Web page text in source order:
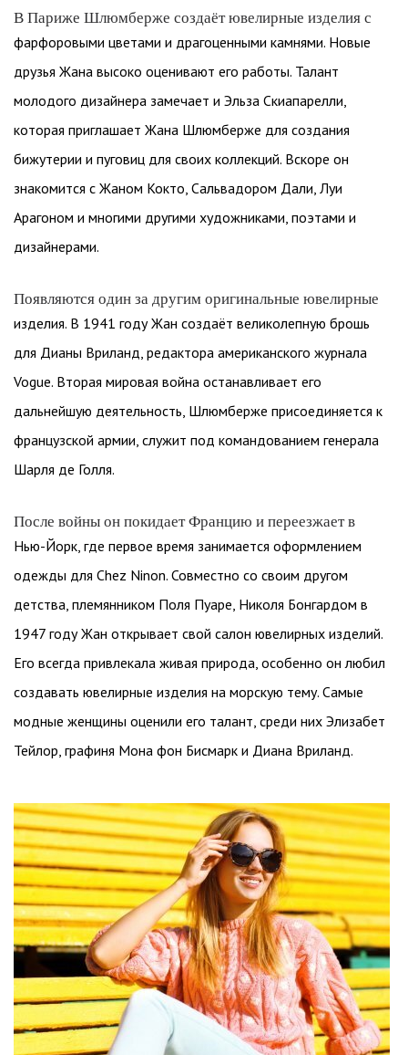
В Париже Шлюмберже создаёт ювелирные изделия с
фарфоровыми цветами и драгоценными камнями. Новые
друзья Жана высоко оценивают его работы. Талант
молодого дизайнера замечает и Эльза Скиапарелли,
которая приглашает Жана Шлюмберже для создания
бижутерии и пуговиц для своих коллекций. Вскоре он
знакомится с Жаном Кокто, Сальвадором Дали, Луи
Арагоном и многими другими художниками, поэтами и
дизайнерами.
Появляются один за другим оригинальные ювелирные
изделия. В 1941 году Жан создаёт великолепную брошь
для Дианы Вриланд, редактора американского журнала
Vogue. Вторая мировая война останавливает его
дальнейшую деятельность, Шлюмберже присоединяется к
французской армии, служит под командованием генерала
Шарля де Голля.
После войны он покидает Францию и переезжает в
Нью-Йорк, где первое время занимается оформлением
одежды для Chez Ninon. Совместно со своим другом
детства, племянником Поля Пуаре, Николя Бонгардом в
1947 году Жан открывает свой салон ювелирных изделий.
Его всегда привлекала живая природа, особенно он любил
создавать ювелирные изделия на морскую тему. Самые
модные женщины оценили его талант, среди них Элизабет
Тейлор, графиня Мона фон Бисмарк и Диана Вриланд.